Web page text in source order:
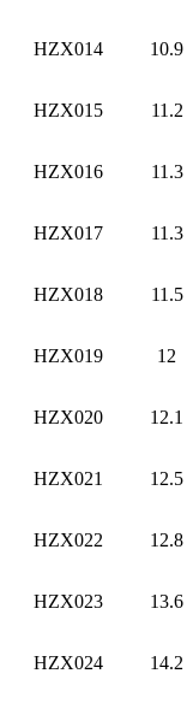
HZX014 10.9
HZX015 11.2
HZX016 11.3
HZX017 11.3
HZX018 11.5
HZX019 12
HZX020 12.1
HZX021 12.5
HZX022 12.8
HZX023 13.6
HZX024 14.2